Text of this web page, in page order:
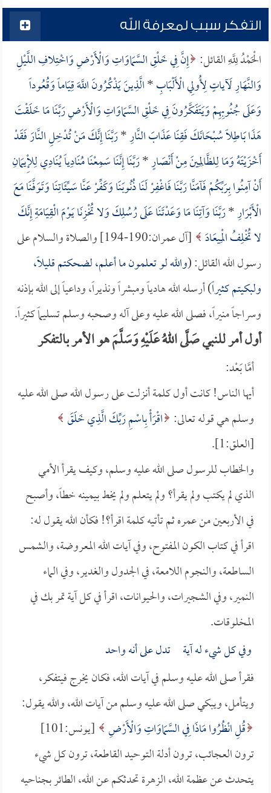
التفكر سبب لمعرفة الله
الْحَمْدُ لِلَّهِ القائل: إِنَّ فِي خَلْقِ السَّمَاوَاتِ وَالْأَرْضِ وَاخْتِلافِ اللَّيْلِ
وَالنَّهَارِ لَآياتٍ لِأُولِي الْأَلْبَابِ*الَّذِينَ يَذْكُرُونَ اللَّهَ قِيَاماً وَقُعُوداً
وَعَلَى جُنُوبِهِمْ وَيَتَفَكَّرُونَ فِي خَلْقِ السَّمَاوَاتِ وَالْأَرْضِ رَبَّنَا مَا خَلَقْتَ
هَذَا بَاطِلاً سُبْحَانَكَ فَقِنَا عَذَابَ النَّارِ*رَبَّنَا إِنَّكَ مَنْ تُدْخِلِ النَّارَ فَقَدْ
أَخْزَيْتَهُ وَمَا لِلظَّالِمِينَ مِنْ أَنْصَارٍ*رَبَّنَا إِنَّنَا سَمِعْنَا مُنَادِياً يُنَادِي لِلْإِيمَانِ
أَنْ آمِنُوا بِرَبِّكُمْ فَآمَنَّا رَبَّنَا فَاغْفِرْ لَنَا ذُنُوبَنَا وَكَفِّرْ عَنَّا سَيِّئَاتِنَا وَتَوَفَّنَا مَعَ
الْأَبْرَارِ*رَبَّنَا وَآتِنَا مَا وَعَدْتَنَا عَلَى رُسُلِكَ وَلا تُخْزِنَا يَوْمَ الْقِيَامَةِ إِنَّكَ
لا تُخْلِفُ الْمِيعَادَ
[آل عمران:190-194] والصلاة والسلام على
رسول الله القائل: (والله لو تعلمون ما أعلم، لضحكتم قليلاً،
ولبكيتم كثيراً) أرسله الله هادياً ومبشراً ونذيراً، وداعياً إلى الله بإذنه
وسراجاً منيراً، فصلى الله عليه وعلى آله وصحبه وسلم تسليماً كثيراً.
أول أمر للنبي صَلَّى اللهُ عَلَيْهِ وَسَلَّمَ هو الأمر بالتفكر
أمَّا بَعْد:
أيها الناس! كانت أول كلمة أنزلت على رسول الله صلى الله عليه
وسلم هي قوله تعالى: اقْرَأْ بِاسْمِ رَبِّكَ الَّذِي خَلَقَ
[العلق:1].
والخطاب للرسول صلى الله عليه وسلم، وكيف يقرأ الأمي
الذي لم يكتب ولم يقرأ؟ ولم يتعلم ولم يخط بيمينه خطاً، وأصبح
في الأربعين من عمره ثم تأتيه كلمة اقرأ؟! فكأن الله يقول له:
اقرأ في كتاب الكون المفتوح، وفي آيات الله المعروضة، والشمس
الساطعة، والنجوم اللامعة، في الجدول والغدير، وفي الماء
النمير، وفي الشجيرات، والحيوانات، اقرأ في كل آية تمر بك في
المخلوقات.
وفي كل شيء له آية تدل على أنه واحد
فقرأ صلى الله عليه وسلم في آيات الله، فكان يخرج فيتفكر،
ويتأمل، ويبكي صلى الله عليه وسلم من آيات الله، والله يقول:
قُلِ انْظُرُوا مَاذَا فِي السَّمَاوَاتِ وَالْأَرْضِ [يونس:101]
ترون العجائب، ترون أدلة التوحيد القاطعة، ترون كل شيء
يتحدث عن عظمة الله، الزهرة تحدثكم عن الله، الطائر بجناحيه